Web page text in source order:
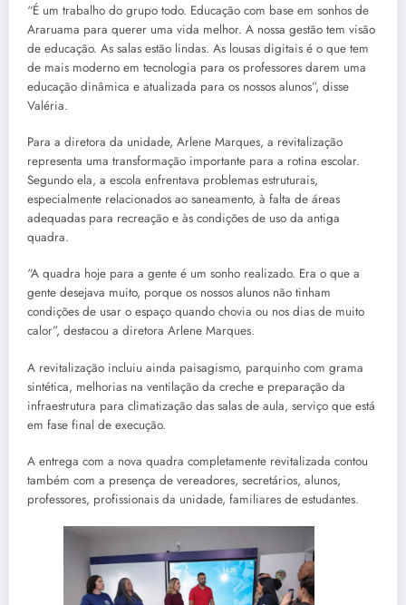
“É um trabalho do grupo todo. Educação com base em sonhos de
Araruama para querer uma vida melhor. A nossa gestão tem visão
de educação. As salas estão lindas. As lousas digitais é o que tem
de mais moderno em tecnologia para os professores darem uma
educação dinâmica e atualizada para os nossos alunos”, disse
Valéria.
Para a diretora da unidade, Arlene Marques, a revitalização
representa uma transformação importante para a rotina escolar.
Segundo ela, a escola enfrentava problemas estruturais,
especialmente relacionados ao saneamento, à falta de áreas
adequadas para recreação e às condições de uso da antiga
quadra.
“A quadra hoje para a gente é um sonho realizado. Era o que a
gente desejava muito, porque os nossos alunos não tinham
condições de usar o espaço quando chovia ou nos dias de muito
calor”, destacou a diretora Arlene Marques.
A revitalização incluiu ainda paisagismo, parquinho com grama
sintética, melhorias na ventilação da creche e preparação da
infraestrutura para climatização das salas de aula, serviço que está
em fase final de execução.
A entrega com a nova quadra completamente revitalizada contou
também com a presença de vereadores, secretários, alunos,
professores, profissionais da unidade, familiares de estudantes.